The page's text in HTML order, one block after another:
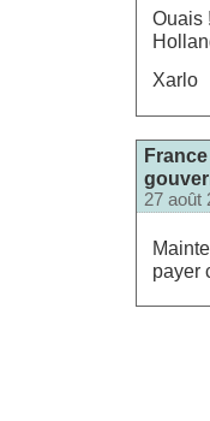
Ouais
Xarlo
27 août
payer